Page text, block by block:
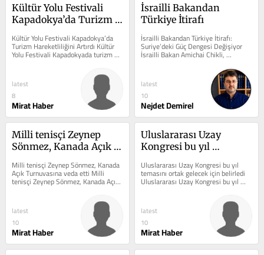
Kültür Yolu Festivali
Kapadokya’da Turizm
Kültür Yolu Festivali Kapadokya’da
Turizm Hareketliliğini Artırdı Kültür
Yolu Festivali Kapadokyada turizm
hareketliliğini artırdı...
latest
8
Mirat Haber
İsrailli Bakandan
Türkiye İtirafı
İsrailli Bakandan Türkiye İtirafı:
Suriye’deki Güç Dengesi Değişiyor
İsrailli Bakan Amichai Chikli,
Türkiye’nin Suriye’de artan...
latest
10
Nejdet Demirel
Milli tenisçi Zeynep
Sönmez, Kanada Açık
Milli tenisçi Zeynep Sönmez, Kanada
Açık Turnuvasına veda etti Milli
tenisçi Zeynep Sönmez, Kanada Açık
Turnuvası’nda mücadele ettiği...
latest
10
Mirat Haber
Uluslararası Uzay
Kongresi bu yıl
için belirledi
Uluslararası Uzay Kongresi bu yıl
temasını ortak gelecek için belirledi
Uluslararası Uzay Kongresi bu yıl
temasını ortak gelecek için...
latest
10
Mirat Haber